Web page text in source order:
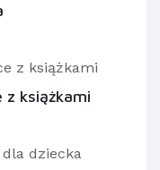
z książkami